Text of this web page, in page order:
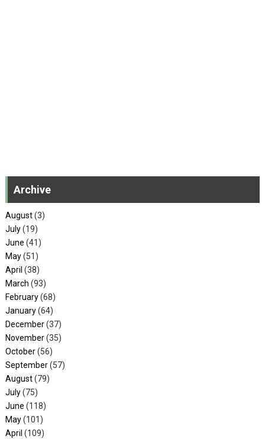
Archive
August(3)
July(19)
June (41)
May(51)
April (38)
March (93)
February(68)
January(64)
December(37)
November(35)
October(56)
September(57)
August(79)
July(75)
June (118)
May(101)
April (109)